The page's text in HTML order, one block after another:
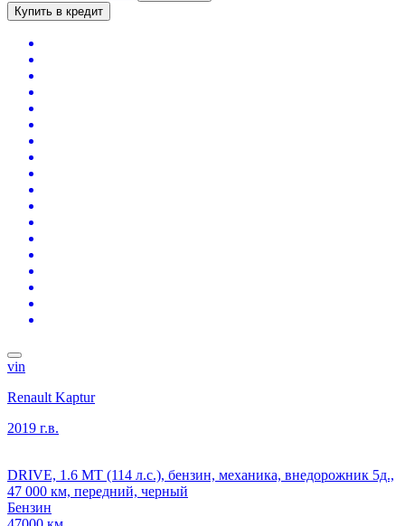
Купить в кредит
vin
Renault Kaptur
2019 г.в.
DRIVE, 1.6 MT (114 л.с.), бензин, механика, внедорожник 5д.,
47 000 км, передний, черный
Бензин